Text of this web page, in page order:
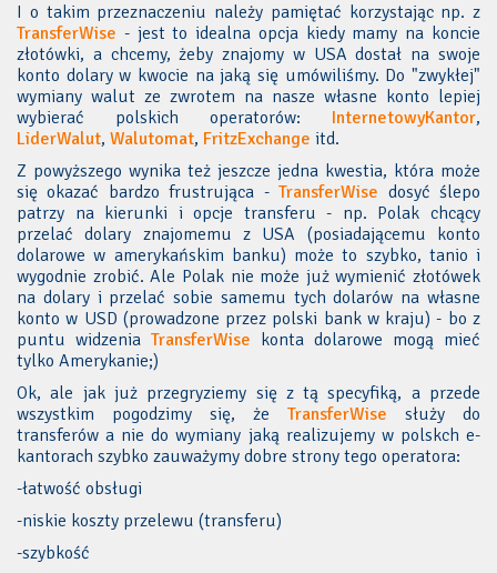
I o takim przeznaczeniu należy pamiętać korzystając np. z
TransferWise - jest to idealna opcja kiedy mamy na koncie
złotówki, a chcemy, żeby znajomy w USA dostał na swoje
konto dolary w kwocie na jaką się umówiliśmy. Do "zwykłej"
wymiany walut ze zwrotem na nasze własne konto lepiej
wybierać polskich operatorów: InternetowyKantor,
LiderWalut, Walutomat, FritzExchange itd.
Z powyższego wynika też jeszcze jedna kwestia, która może
się okazać bardzo frustrująca -TransferWise dosyć ślepo
patrzy na kierunki i opcje transferu - np. Polak chcący
przelać dolary znajomemu z USA (posiadającemu konto
dolarowe w amerykańskim banku) może to szybko, tanio i
wygodnie zrobić. Ale Polak nie może już wymienić złotówek
na dolary i przelać sobie samemu tych dolarów na własne
konto w USD (prowadzone przez polski bank w kraju) - bo z
puntu widzenia TransferWise konta dolarowe mogą mieć
tylko Amerykanie;)
Ok, ale jak już przegryziemy się z tą specyfiką, a przede
wszystkim pogodzimy się, że TransferWise służy do
transferów a nie do wymiany jaką realizujemy w polskch e-
kantorach szybko zauważymy dobre strony tego operatora:
-łatwość obsługi
-niskie koszty przelewu (transferu)
-szybkość